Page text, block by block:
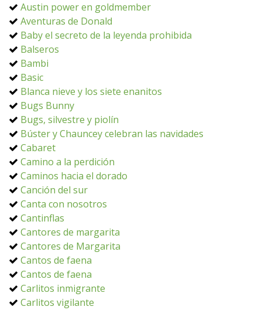
Austin power en goldmember
Aventuras de Donald
Baby el secreto de la leyenda prohibida
Balseros
Bambi
Basic
Blanca nieve y los siete enanitos
Bugs Bunny
Bugs, silvestre y piolín
Búster y Chauncey celebran las navidades
Cabaret
Camino a la perdición
Caminos hacia el dorado
Canción del sur
Canta con nosotros
Cantinflas
Cantores de margarita
Cantores de Margarita
Cantos de faena
Cantos de faena
Carlitos inmigrante
Carlitos vigilante